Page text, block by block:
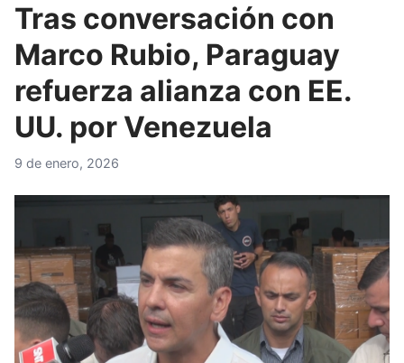
Tras conversación con
Marco Rubio, Paraguay
refuerza alianza con EE.
UU. por Venezuela
9 de enero, 2026